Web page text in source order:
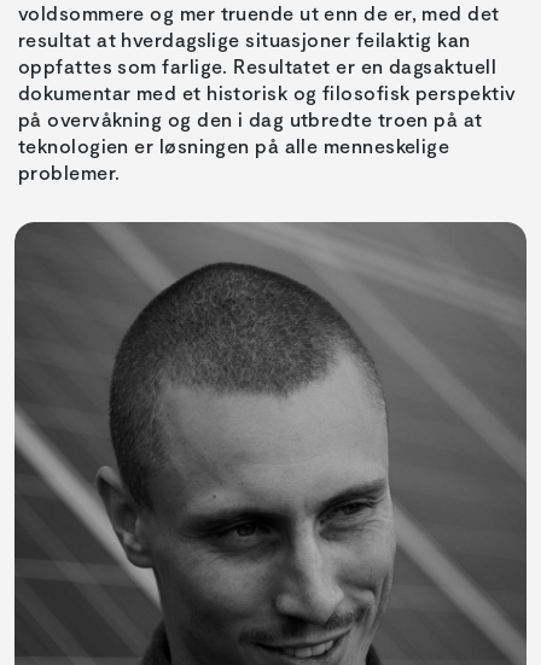
voldsommere og mer truende ut enn de er, med det
resultat at hverdagslige situasjoner feilaktig kan
oppfattes som farlige. Resultatet er en dagsaktuell
dokumentar med et historisk og filosofisk perspektiv
på overvåkning og den i dag utbredte troen på at
teknologien er løsningen på alle menneskelige
problemer.